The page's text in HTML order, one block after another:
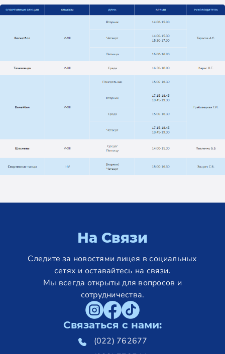
На Связи
Следите за новостями лицея в социальных
сетях и оставайтесь на связи.
Мы всегда открыты для вопросов и
сотрудничества.
Связаться с нами:
(022) 762677